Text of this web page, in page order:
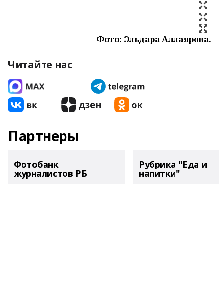
Фото: Эльдара Аллаярова.
Читайте нас
Партнеры
Фотобанк
журналистов РБ
Рубрика "Еда и
напитки"